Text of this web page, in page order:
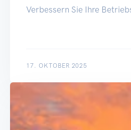
Verbessern Sie Ihre
17. OKTOBER 2025